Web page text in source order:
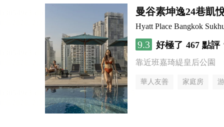
曼谷素坤逸24巷凱
Hyatt Place Bangkok
9.3 好極了 467 點評
靠近班嘉琦緹皇后公園
華人友善 家庭房